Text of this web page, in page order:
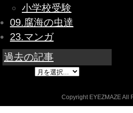
小学校受験
09.腐海の虫達
23.マンガ
過去の記事
Copyright EYEZMAZE All